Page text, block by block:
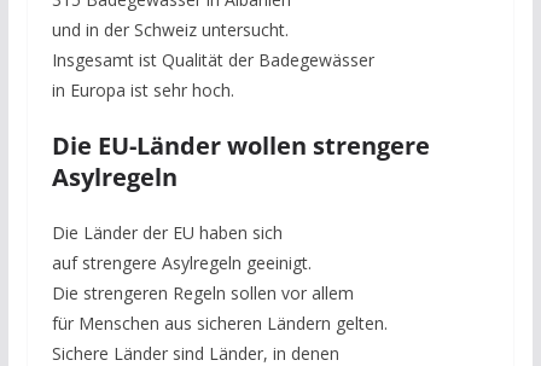
und in der Schweiz untersucht.
Insgesamt ist Qualität der Badegewässer
in Europa ist sehr hoch.
Die EU-Länder wollen strengere
Asylregeln
Die Länder der EU haben sich
auf strengere Asylregeln geeinigt.
Die strengeren Regeln sollen vor allem
für Menschen aus sicheren Ländern gelten.
Sichere Länder sind Länder, in denen